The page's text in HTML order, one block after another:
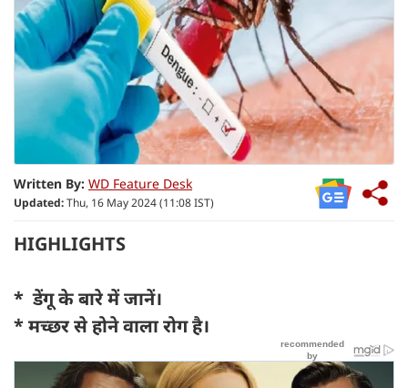
Written By: WD Feature Desk
Updated:Thu, 16 May 2024 (11:08 IST)
HIGHLIGHTS
* डेंगू के बारे में जानें।
* मच्छर से होने वाला रोग है।